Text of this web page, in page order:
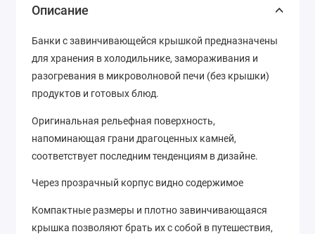
Описание
Банки с завинчивающейся крышкой предназначены
для хранения в холодильнике, замораживания и
разогревания в микроволновой печи (без крышки)
продуктов и готовых блюд.
Оригинальная рельефная поверхность,
напоминающая грани драгоценных камней,
соответствует последним тенденциям в дизайне.
Через прозрачный корпус видно содержимое
Компактные размеры и плотно завинчивающаяся
крышка позволяют брать их с собой в путешествия,